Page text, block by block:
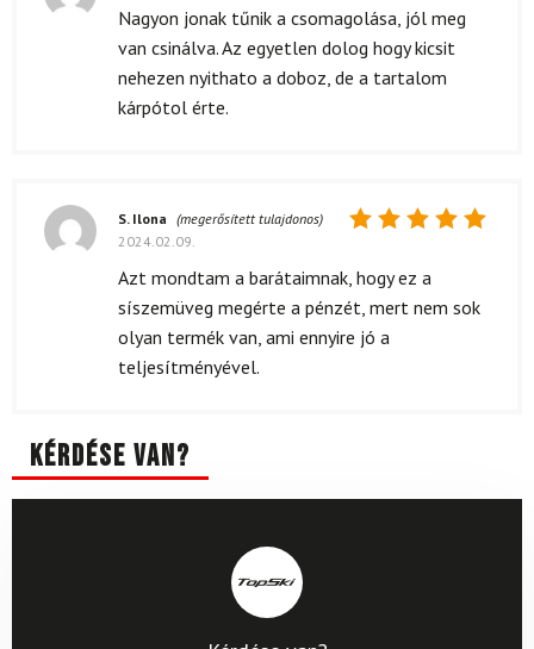
Értékelés:
5
/ 5
Nagyon jonak tűnik a csomagolása, jól meg
van csinálva. Az egyetlen dolog hogy kicsit
nehezen nyithato a doboz, de a tartalom
kárpótol érte.
5/ 5
S. Ilona (megerősített tulajdonos)
2024.02.09.
Azt mondtam a barátaimnak, hogy ez a
síszemüveg megérte a pénzét, mert nem sok
olyan termék van, ami ennyire jó a
teljesítményével.
Kérdése van?